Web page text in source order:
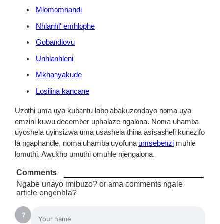
Mlomomnandi
Nhlanhl' emhlophe
Gobandlovu
Unhlanhleni
Mkhanyakude
Losilina kancane
Uzothi uma uya kubantu labo abakuzondayo noma uya
emzini kuwu december uphalaze ngalona. Noma uhamba
uyoshela uyinsizwa uma usashela thina asisasheli kunezifo
la ngaphandle, noma uhamba uyofuna umsebenzi muhle
lomuthi. Awukho umuthi omuhle njengalona.
Comments
Ngabe unayo imibuzo? or ama comments ngale
article engenhla?
?